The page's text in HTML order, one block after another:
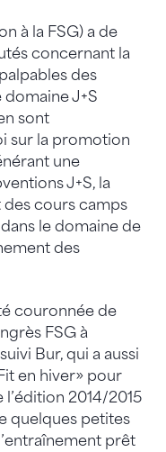
à la FSG) a de
concernant la
des
J+S
sont
sur la promotion
une
J+S, la
cours camps
le domaine de
des
couronnée de
FSG à
Bur, qui a aussi
en hiver» pour
l’édition 2014/2015
quelques petites
prêt